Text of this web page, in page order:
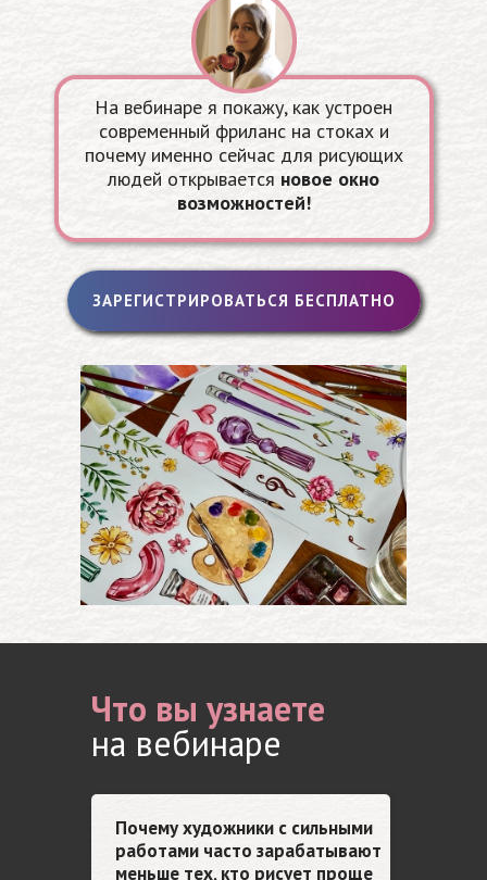
На вебинаре я покажу, как устроен
современный фриланс на стоках и
почему именно сейчас для рисующих
людей открывается новое окно
возможностей!
ЗАРЕГИСТРИРОВАТЬСЯ БЕСПЛАТНО
Что вы узнаете
на вебинаре
Почему художники с сильными
работами часто зарабатывают
меньше тех, кто рисует проще